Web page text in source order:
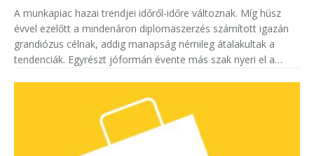
A munkapiac hazai trendjei időről-időre változnak. Míg húsz
évvel ezelőtt a mindenáron diplomaszerzés számított igazán
grandiózus célnak, addig manapság némileg átalakultak a
tendenciák. Egyrészt jóformán évente más szak nyeri el a